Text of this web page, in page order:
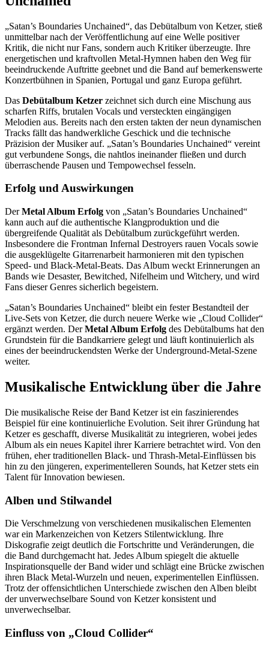
„Satan’s Boundaries Unchained“, das Debütalbum von Ketzer, stieß
unmittelbar nach der Veröffentlichung auf eine Welle positiver
Kritik, die nicht nur Fans, sondern auch Kritiker überzeugte. Ihre
energetischen und kraftvollen Metal-Hymnen haben den Weg für
beeindruckende Auftritte geebnet und die Band auf bemerkenswerte
Konzertbühnen in Spanien, Portugal und ganz Europa geführt.
Das Debütalbum Ketzer zeichnet sich durch eine Mischung aus
scharfen Riffs, brutalen Vocals und versteckten eingängigen
Melodien aus. Bereits nach den ersten takten der neun dynamischen
Tracks fällt das handwerkliche Geschick und die technische
Präzision der Musiker auf. „Satan’s Boundaries Unchained“ vereint
gut verbundene Songs, die nahtlos ineinander fließen und durch
überraschende Pausen und Tempowechsel fesseln.
Erfolg und Auswirkungen
DerMetal Album Erfolg von „Satan’s Boundaries Unchained“
kann auch auf die authentische Klangproduktion und die
übergreifende Qualität als Debütalbum zurückgeführt werden.
Insbesondere die Frontman Infernal Destroyers rauen Vocals sowie
die ausgeklügelte Gitarrenarbeit harmonieren mit den typischen
Speed- und Black-Metal-Beats. Das Album weckt Erinnerungen an
Bands wie Desaster, Bewitched, Nifelheim und Witchery, und wird
Fans dieser Genres sicherlich begeistern.
„Satan’s Boundaries Unchained“ bleibt ein fester Bestandteil der
Live-Sets von Ketzer, die durch neuere Werke wie „Cloud Collider“
ergänzt werden. DerMetal Album Erfolg des Debütalbums hat den
Grundstein für die Bandkarriere gelegt und läuft kontinuierlich als
eines der beeindruckendsten Werke der Underground-Metal-Szene
weiter.
Musikalische Entwicklung über die Jahre
Die musikalische Reise der Band Ketzer ist ein faszinierendes
Beispiel für eine kontinuierliche Evolution. Seit ihrer Gründung hat
Ketzer es geschafft, diverse Musikalität zu integrieren, wobei jedes
Album als ein neues Kapitel ihrer Karriere betrachtet wird. Von den
frühen, eher traditionellen Black- und Thrash-Metal-Einflüssen bis
hin zu den jüngeren, experimentelleren Sounds, hat Ketzer stets ein
Talent für Innovation bewiesen.
Alben und Stilwandel
Die Verschmelzung von verschiedenen musikalischen Elementen
war ein Markenzeichen von Ketzers Stilentwicklung. Ihre
Diskografie zeigt deutlich die Fortschritte und Veränderungen, die
die Band durchgemacht hat. Jedes Album spiegelt die aktuelle
Inspirationsquelle der Band wider und schlägt eine Brücke zwischen
ihren Black Metal-Wurzeln und neuen, experimentellen Einflüssen.
Trotz der offensichtlichen Unterschiede zwischen den Alben bleibt
der unverwechselbare Sound von Ketzer konsistent und
unverwechselbar.
Einfluss von „Cloud Collider“